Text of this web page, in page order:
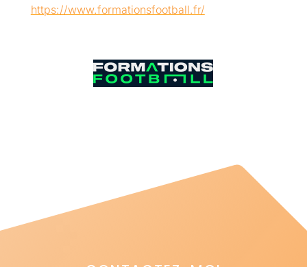
https://www.formationsfootball.fr/